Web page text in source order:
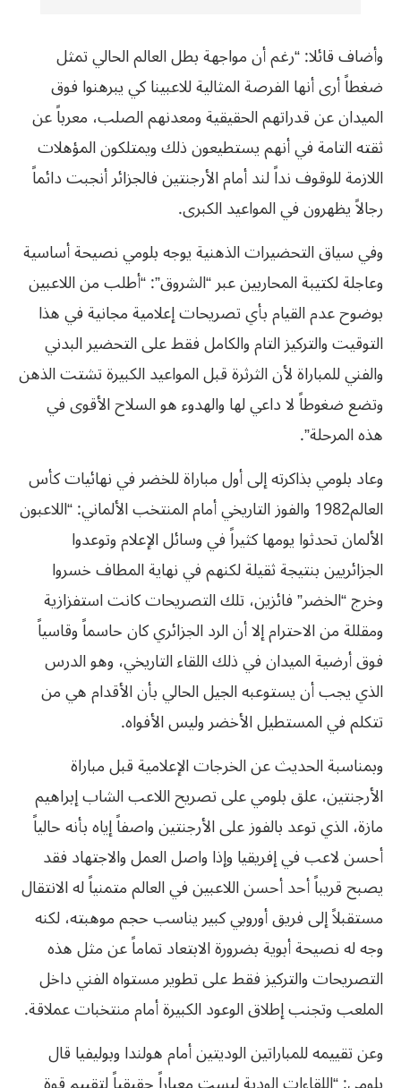
وأضاف قائلا: “رغم أن مواجهة بطل العالم الحالي تمثل
ضغطاً أرى أنها الفرصة المثالية للاعبينا كي يبرهنوا فوق
الميدان عن قدراتهم الحقيقية ومعدنهم الصلب، معرباً عن
ثقته التامة في أنهم يستطيعون ذلك ويمتلكون المؤهلات
اللازمة للوقوف نداً لند أمام الأرجنتين فالجزائر أنجبت دائماً
رجالاً يظهرون في المواعيد الكبرى.
وفي سياق التحضيرات الذهنية يوجه بلومي نصيحة أساسية
وعاجلة لكتيبة المحاربين عبر “الشروق”: “أطلب من اللاعبين
بوضوح عدم القيام بأي تصريحات إعلامية مجانية في هذا
التوقيت والتركيز التام والكامل فقط على التحضير البدني
والفني للمباراة لأن الثرثرة قبل المواعيد الكبيرة تشتت الذهن
وتضع ضغوطاً لا داعي لها والهدوء هو السلاح الأقوى في
هذه المرحلة”.
وعاد بلومي بذاكرته إلى أول مباراة للخضر في نهائيات كأس
العالم1982 والفوز التاريخي أمام المنتخب الألماني: “اللاعبون
الألمان تحدثوا يومها كثيراً في وسائل الإعلام وتوعدوا
الجزائريين بنتيجة ثقيلة لكنهم في نهاية المطاف خسروا
وخرج “الخضر” فائزين، تلك التصريحات كانت استفزازية
ومقللة من الاحترام إلا أن الرد الجزائري كان حاسماً وقاسياً
فوق أرضية الميدان في ذلك اللقاء التاريخي، وهو الدرس
الذي يجب أن يستوعبه الجيل الحالي بأن الأقدام هي من
تتكلم في المستطيل الأخضر وليس الأفواه.
وبمناسبة الحديث عن الخرجات الإعلامية قبل مباراة
الأرجنتين، علق بلومي على تصريح اللاعب الشاب إبراهيم
مازة، الذي توعد بالفوز على الأرجنتين واصفاً إياه بأنه حالياً
أحسن لاعب في إفريقيا وإذا واصل العمل والاجتهاد فقد
يصبح قريباً أحد أحسن اللاعبين في العالم متمنياً له الانتقال
مستقبلاً إلى فريق أوروبي كبير يناسب حجم موهبته، لكنه
وجه له نصيحة أبوية بضرورة الابتعاد تماماً عن مثل هذه
التصريحات والتركيز فقط على تطوير مستواه الفني داخل
الملعب وتجنب إطلاق الوعود الكبيرة أمام منتخبات عملاقة.
وعن تقييمه للمباراتين الوديتين أمام هولندا وبوليفيا قال